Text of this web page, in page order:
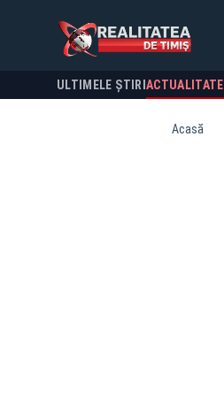
ULTIMELE ȘTIRI ACTUALITATE
Acasă